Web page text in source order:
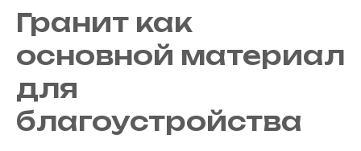
Гранит как
основной материал
для
благоустройства